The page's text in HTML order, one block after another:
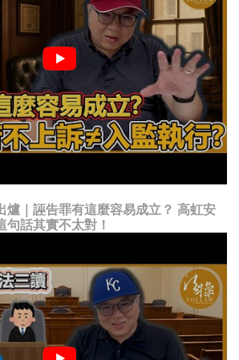
爐｜誣告罪有這麼容易成立？ 高虹安
句話其實不太對！